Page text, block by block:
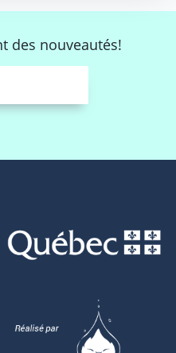
des nouveautés!